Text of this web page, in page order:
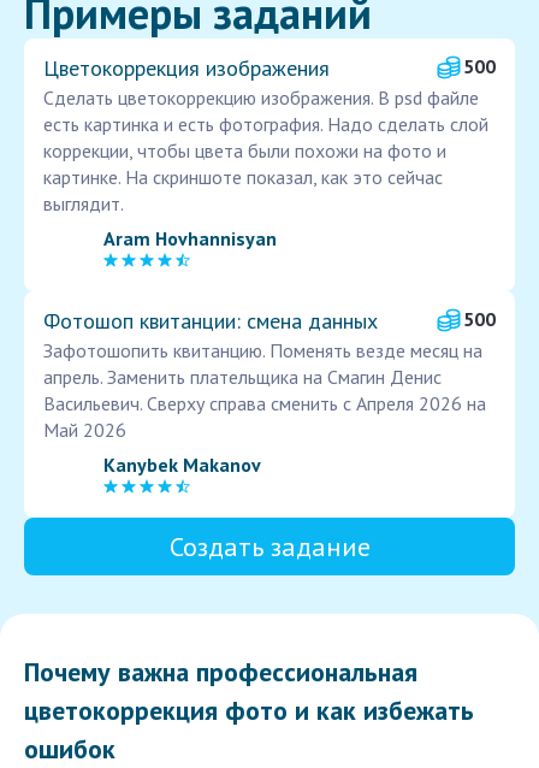
Примеры заданий
Цветокоррекция изображения
500
Сделать цветокоррекцию изображения. В psd файле
есть картинка и есть фотография. Надо сделать слой
коррекции, чтобы цвета были похожи на фото и
картинке. На скриншоте показал, как это сейчас
выглядит.
Aram Hovhannisyan
Фотошоп квитанции: смена данных
500
Зафотошопить квитанцию. Поменять везде месяц на
апрель. Заменить плательщика на Смагин Денис
Васильевич. Сверху справа сменить с Апреля 2026 на
Май 2026
Kanybek Makanov
Создать задание
Почему важна профессиональная
цветокоррекция фото и как избежать
ошибок